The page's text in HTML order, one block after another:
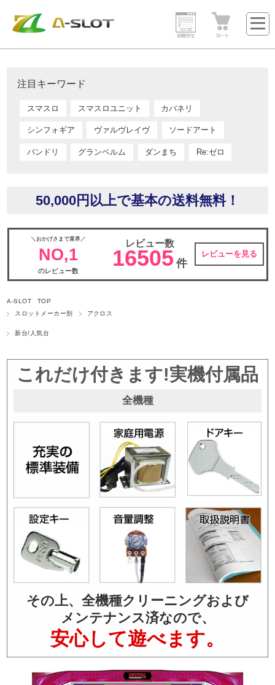
注目キーワード
スマスロ スマスロユニット カバネリ
シンフォギア ヴァルヴレイヴ ソードアート
バンドリ グランベルム ダンまち Re:ゼロ
50,000円以上で基本の送料無料！
＼おかげさまで業界／
NO,1
のレビュー数
レビュー数
16505 件
レビューを見る
A-SLOT TOP
スロットメーカー別
アクロス
新台/人気台
これだけ付きます!実機付属品
全機種
その上、全機種クリーニングおよび
メンテナンス済なので、
安心して遊べます。